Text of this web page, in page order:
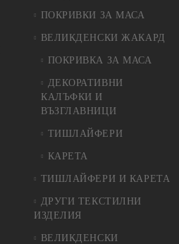
ПОКРИВКИ ЗА МАСА
ВЕЛИКДЕНСКИ ЖАКАРД
ПОКРИВКА ЗА МАСА
ДЕКОРАТИВНИ
КАЛЪФКИ И
ВЪЗГЛАВНИЦИ
ТИШЛАЙФЕРИ
КАРЕТА
ТИШЛАЙФЕРИ И КАРЕТА
ДРУГИ ТЕКСТИЛНИ
ИЗДЕЛИЯ
ВЕЛИКДЕНСКИ